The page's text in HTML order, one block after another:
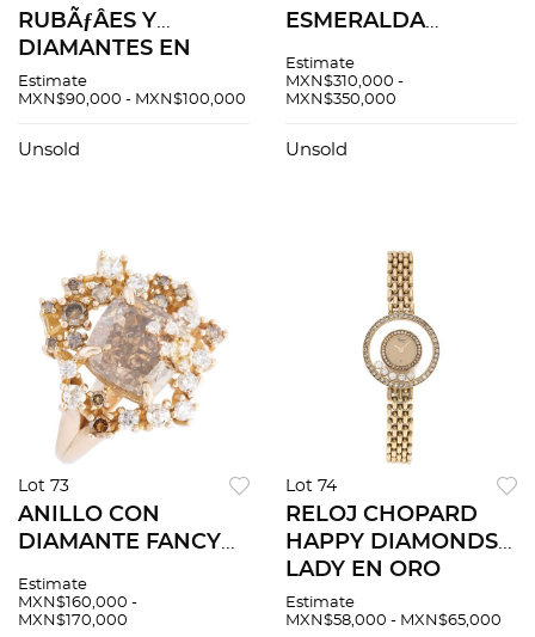
RUBÃƒÂES Y
DIAMANTES EN
PLATINO 950
Estimate
MXN$90,000 - MXN$100,000
Unsold
ESMERALDA
CERTIFICADA NGI
EN METAL BASE
Estimate
MXN$310,000 -
MXN$350,000
Unsold
Lot 73
ANILLO CON
DIAMANTE FANCY
DIAMANTES EN ORO
ROSA DE 18K
Estimate
MXN$160,000 -
MXN$170,000
Lot 74
RELOJ CHOPARD
HAPPY DIAMONDS
LADY EN ORO
AMARILLO DE 18K
REF. 4066
Estimate
MXN$58,000 - MXN$65,000